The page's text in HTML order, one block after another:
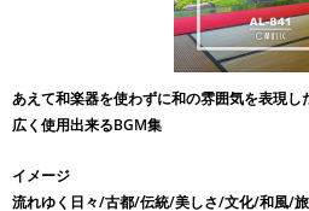
あえて和楽器を使わずに和の雰囲気を表現
広く使用出来るBGM集
イメージ
流れゆく日々/古都/伝統/美しさ/文化/和風/